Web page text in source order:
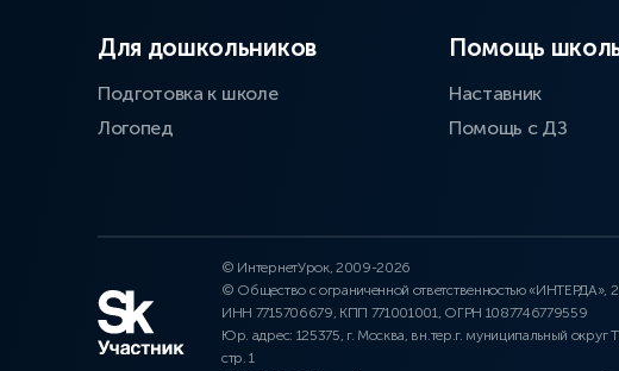
Для дошкольников
Подготовка к школе
Логопед
Помощь
Наставник
Помощь с ДЗ
© ИнтернетУрок, 2009-2026
© Общество с ограниченной ответственностью «ИНТЕРДА»,
ИНН 7715706679, КПП 771001001, ОГРН 1087746779559
Юр. адрес: 125375, г. Москва, вн.тер.г. муниципальный округ
стр. 1